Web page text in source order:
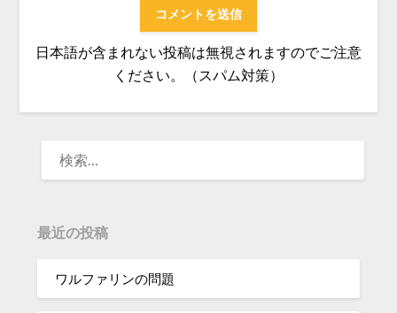
日本語が含まれない投稿は無視されますのでご注意
ください。（スパム対策）
最近の投稿
ワルファリンの問題